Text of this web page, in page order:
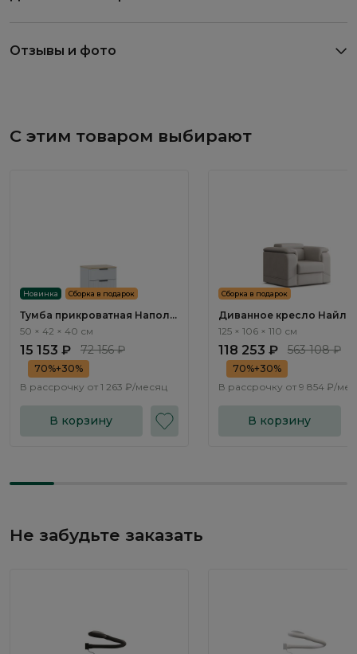
Отзывы и фото
С этим товаром выбирают
Новинка Сборка в подарок
Тумба прикроватная Наполи
/ Napoli NP001.2
50 × 42 × 40 см
15 153 ₽ 72 156 ₽
70%+30%
В рассрочку от 1 263 ₽/месяц
В корзину
Сборка в подарок
Диванное кресло Найл /
ММ112.93 с реклайнером
125 × 106 × 110 см
118 253 ₽ 563 108 ₽
70%+30%
В рассрочку от 9 854 ₽/
В корзину
Не забудьте заказать